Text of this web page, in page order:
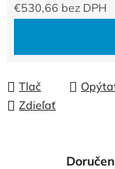
€530,66 bez DPH
Tlač
Zdieľať